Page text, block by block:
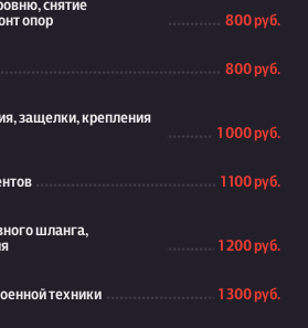
снятие
опор
800 руб.
800 руб.
защелки, крепления
1 000 руб.
1 100 руб.
шланга,
1 200 руб.
техники 1 300 руб.